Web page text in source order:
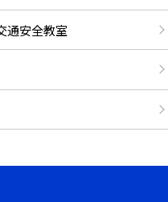
通安全教室